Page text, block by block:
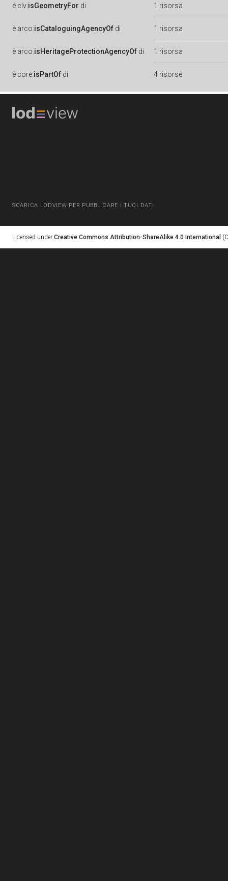
è clv:isGeometryFor di 1 risorsa
è arco:isCataloguingAgencyOf di 1 risorsa
è arco:isHeritageProtectionAgencyOf di 1 risorsa
è core:isPartOf di 4 risorse
SCARICA LODVIEW PER PUBBLICARE I TUOI DATI
Licensed under Creative Commons Attribution-ShareAlike 4.0 International